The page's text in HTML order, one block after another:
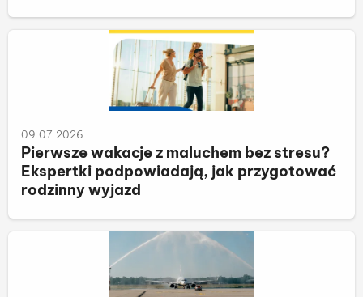
09.07.2026
Pierwsze wakacje z maluchem bez stresu?
Ekspertki podpowiadają, jak przygotować
rodzinny wyjazd